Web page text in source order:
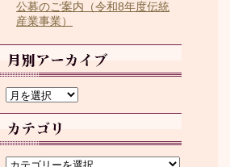
公募のご案内（令和8年度伝統
産業事業）
ー
カ
イ
ブ